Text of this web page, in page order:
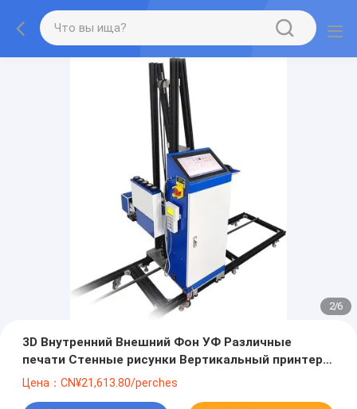
2/6
3D Внутренний Внешний Фон УФ Различные
печати Стенные рисунки Вертикальный принтер
Высота Цвет Стенный принтер 100%
Цена：CN¥21,613.80/perches